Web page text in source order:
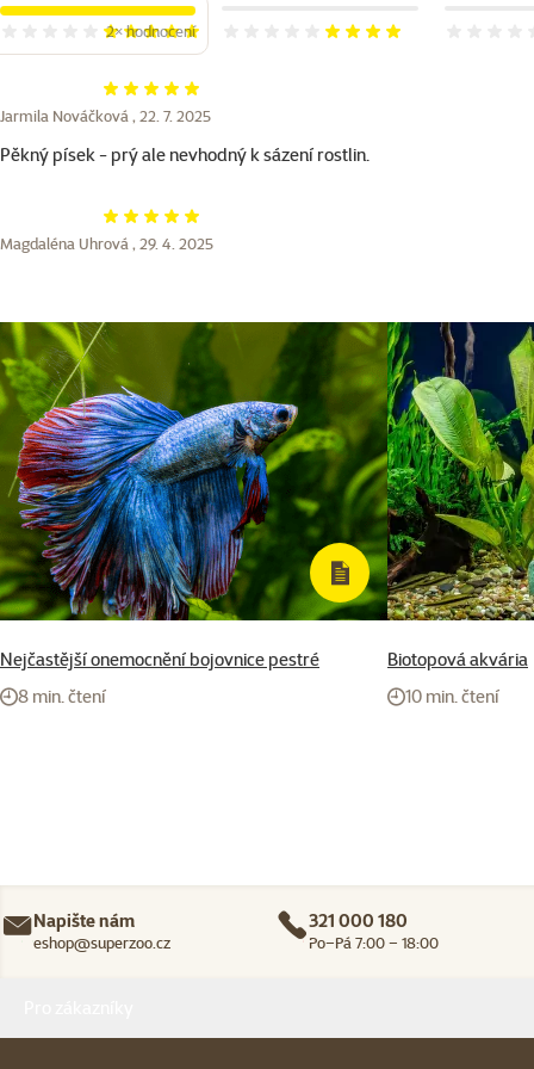
Hodnocení 100%, počet hodnocení: 2
2×hodnocení Hodnocení 80% Hodnocení
Hodnocení 100%
Jarmila Nováčková , 22. 7. 2025
Pěkný písek - prý ale nevhodný k sázení rostlin.
Hodnocení 100%
Magdaléna Uhrová , 29. 4. 2025
Nejčastější onemocnění bojovnice pestré
8 min. čtení
Biotopová akvária
10 min. čtení
Napište nám
eshop@superzoo.cz
321 000 180
Po–Pá 7:00 – 18:00